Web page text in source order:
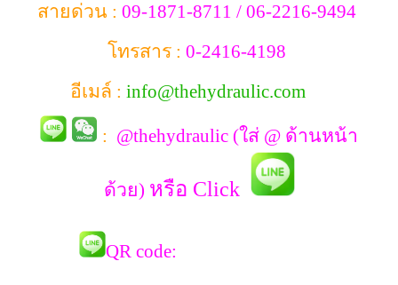
สายด่วน : 09-1871-8711 / 06-2216-9494
โทรสาร : 0-2416-4198
อีเมล์ : info@thehydraulic.com
: @thehydraulic (ใส่ @ ด้านหน้า
ด้วย) หรือ Click
QR code: